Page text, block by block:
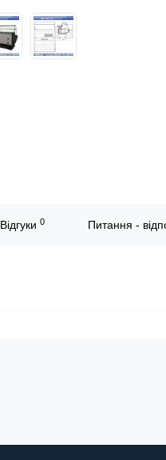
Відгуки 0 Питання -